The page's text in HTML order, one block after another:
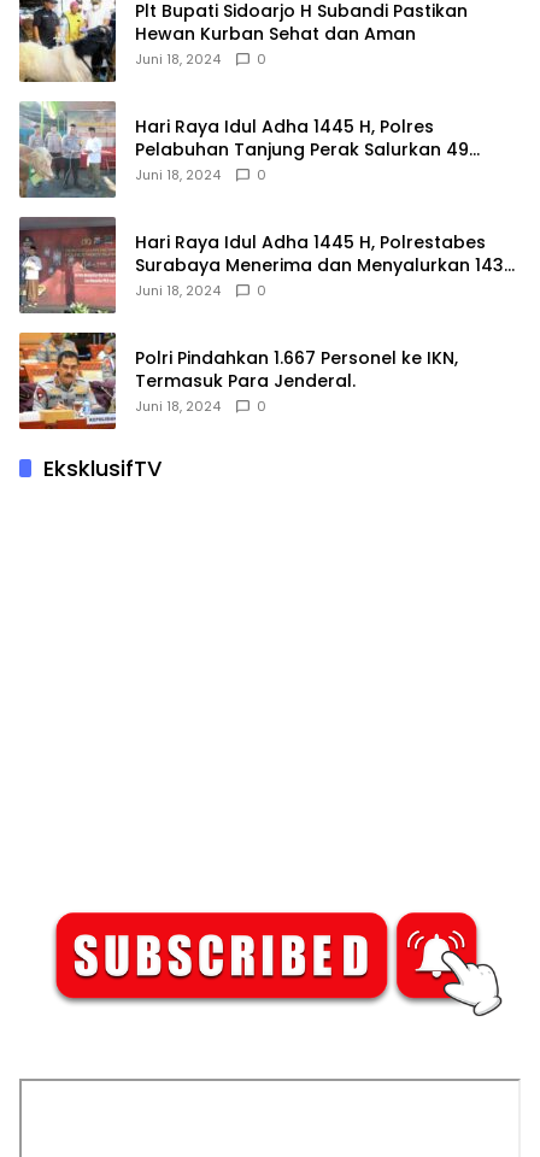
Plt Bupati Sidoarjo H Subandi Pastikan
Hewan Kurban Sehat dan Aman
Juni 18, 2024 0
Hari Raya Idul Adha 1445 H, Polres
Pelabuhan Tanjung Perak Salurkan 49
Hewan Korban.
Juni 18, 2024 0
Hari Raya Idul Adha 1445 H, Polrestabes
Surabaya Menerima dan Menyalurkan 143
Hewan Kurban
Juni 18, 2024 0
Polri Pindahkan 1.667 Personel ke IKN,
Termasuk Para Jenderal.
Juni 18, 2024 0
EksklusifTV